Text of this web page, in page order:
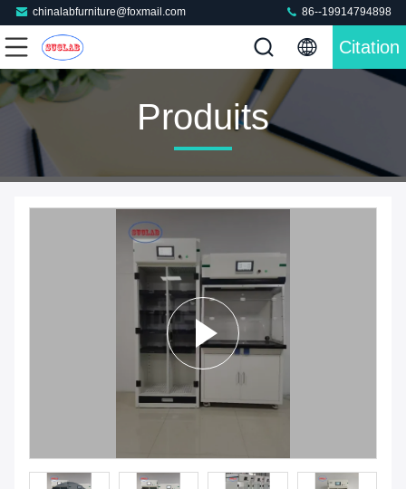
chinalabfurniture@foxmail.com 86--19914794898
Citation
Produits